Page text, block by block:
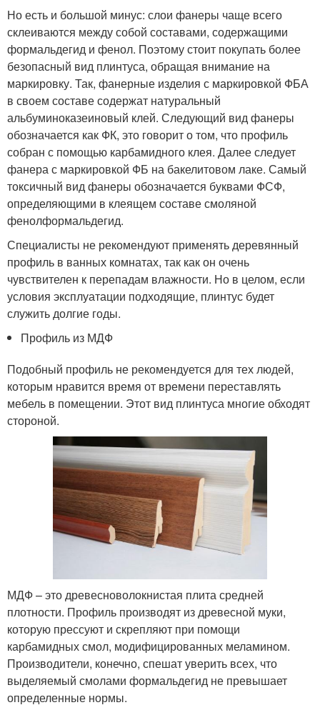
Но есть и большой минус: слои фанеры чаще всего
склеиваются между собой составами, содержащими
формальдегид и фенол. Поэтому стоит покупать более
безопасный вид плинтуса, обращая внимание на
маркировку. Так, фанерные изделия с маркировкой ФБА
в своем составе содержат натуральный
альбуминоказеиновый клей. Следующий вид фанеры
обозначается как ФК, это говорит о том, что профиль
собран с помощью карбамидного клея. Далее следует
фанера с маркировкой ФБ на бакелитовом лаке. Самый
токсичный вид фанеры обозначается буквами ФСФ,
определяющими в клеящем составе смоляной
фенолформальдегид.
Специалисты не рекомендуют применять деревянный
профиль в ванных комнатах, так как он очень
чувствителен к перепадам влажности. Но в целом, если
условия эксплуатации подходящие, плинтус будет
служить долгие годы.
Профиль из МДФ
Подобный профиль не рекомендуется для тех людей,
которым нравится время от времени переставлять
мебель в помещении. Этот вид плинтуса многие обходят
стороной.
МДФ – это древесноволокнистая плита средней
плотности. Профиль производят из древесной муки,
которую прессуют и скрепляют при помощи
карбамидных смол, модифицированных меламином.
Производители, конечно, спешат уверить всех, что
выделяемый смолами формальдегид не превышает
определенные нормы.